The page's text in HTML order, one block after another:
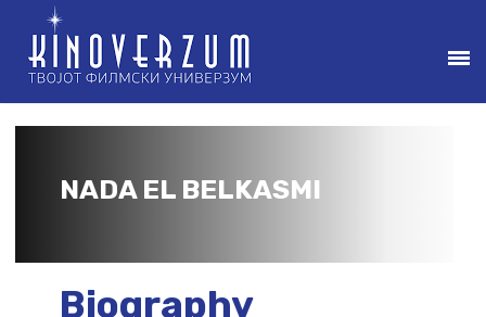
NADA EL BELKASMI
Biography